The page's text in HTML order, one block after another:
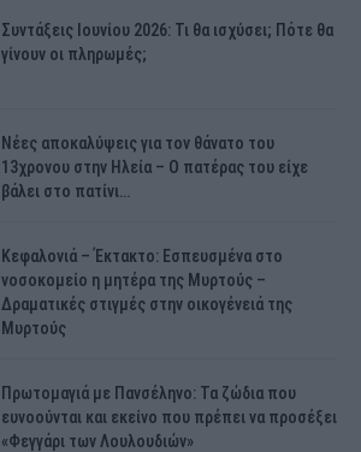
Συντάξεις Ιουνίου 2026: Τι θα ισχύσει; Πότε θα
γίνουν οι πληρωμές;
Νέες αποκαλύψεις για τον θάνατο του
13χρονου στην Ηλεία – Ο πατέρας του είχε
βάλει στο πατίνι…
Κεφαλονιά – Έκτακτο: Εσπευσμένα στο
νοσοκομείο η μητέρα της Μυρτούς –
Δραματικές στιγμές στην οικογένειά της
Μυρτούς
Πρωτομαγιά με Πανσέληνο: Τα ζώδια που
ευνοούνται και εκείνο που πρέπει να προσέξει
«Φεγγάρι των Λουλουδιών»